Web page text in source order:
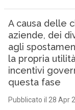
A causa delle
aziende, dei
agli
la propria
incentivi
questa fase
Pubblicato il 28 Apr